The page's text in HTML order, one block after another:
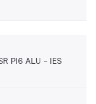
PI6 ALU IES